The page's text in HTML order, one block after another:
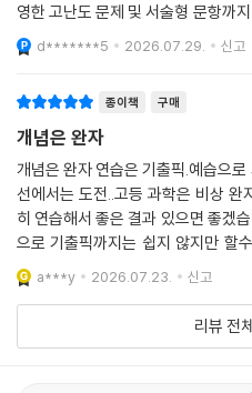
영한 고난도 문제 및 서술형 문항까
시험 준비가 가능합니다. 주요 실험
계적인 해석 방
d*******5 2026.07.29. 신고
종이책 구매
개념은 완자
개념은 완자 연습은 기출픽.예습으
선에서는 도전..고등 과학은 비상 완
히 연습해서 좋은 결과 있으면 좋겠
으로 기출픽까지는 쉽지 않지만 할
상 완자와 기출픽 세트로 잘 학습하
좋겠습니다
a***y 2026.07.23. 신고
리뷰 전